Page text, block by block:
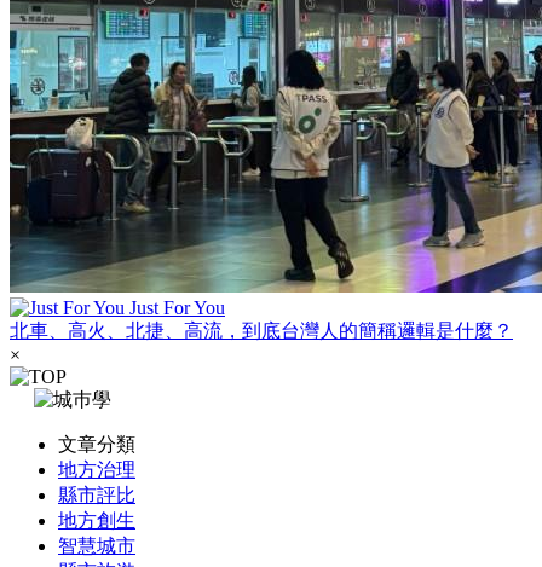
Just For You
北車、高火、北捷、高流，到底台灣人的簡稱邏輯是什麼？
×
文章分類
地方治理
縣市評比
地方創生
智慧城市